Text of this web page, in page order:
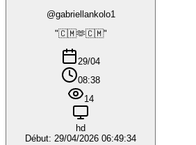
@gabriellankolo1
"🇨🇲🫶🇨🇲"
29/04
08:38
14
hd
Début: 29/04/2026 06:49:34